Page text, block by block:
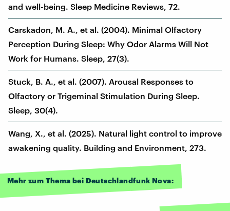
and well-being. Sleep Medicine Reviews, 72.
Carskadon, M. A., et al. (2004). Minimal Olfactory
Perception During Sleep: Why Odor Alarms Will Not
Work for Humans. Sleep, 27(3).
Stuck, B. A., et al. (2007). Arousal Responses to
Olfactory or Trigeminal Stimulation During Sleep.
Sleep, 30(4).
Wang, X., et al. (2025). Natural light control to improve
awakening quality. Building and Environment, 273.
Mehr zum Thema bei Deutschlandfunk Nova: